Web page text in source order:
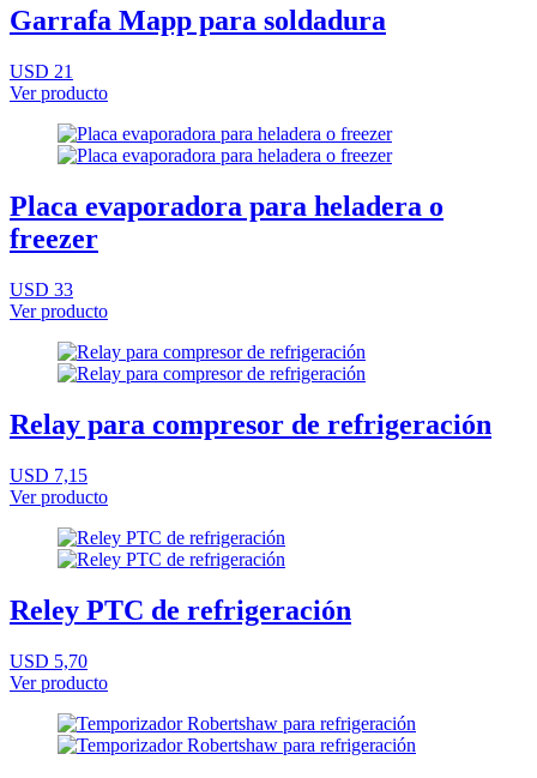
Garrafa Mapp para soldadura
USD 21
Ver producto
Placa evaporadora para heladera o
freezer
USD 33
Ver producto
Relay para compresor de refrigeración
USD 7,15
Ver producto
Reley PTC de refrigeración
USD 5,70
Ver producto